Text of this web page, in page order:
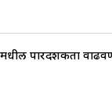
पारदर्शकता